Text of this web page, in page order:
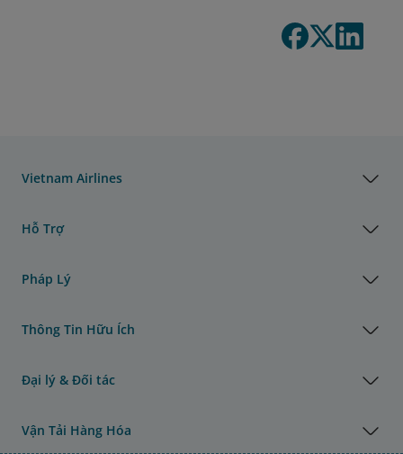
Vietnam Airlines
Hỗ Trợ
Pháp Lý
Thông Tin Hữu Ích
Đại lý & Đối tác
Vận Tải Hàng Hóa